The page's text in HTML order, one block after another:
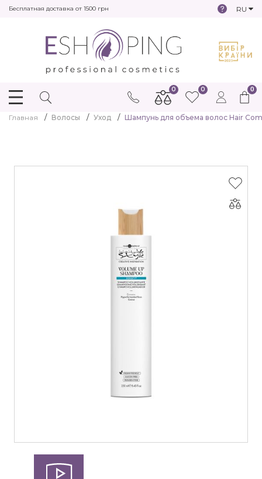
Бесплатная доставка от 1500 грн RU
0
0 0
Главная Волосы Уход Шампунь для объема волос Hair